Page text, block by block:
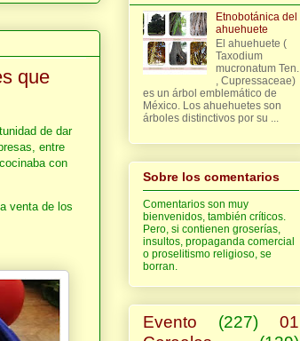
que
de dar
entre
con
venta de los
Etnobotánica del
ahuehuete
El ahuehuete (
Taxodium
mucronatum Ten.
, Cupressaceae)
es un árbol emblemático de
México. Los ahuehuetes son
árboles distinctivos por su ...
Sobre los comentarios
Comentarios son muy
bienvenidos, también críticos.
Pero, si contienen groserías,
insultos, propaganda comercial
o proselitismo religioso, se
borran.
Evento (227)
01